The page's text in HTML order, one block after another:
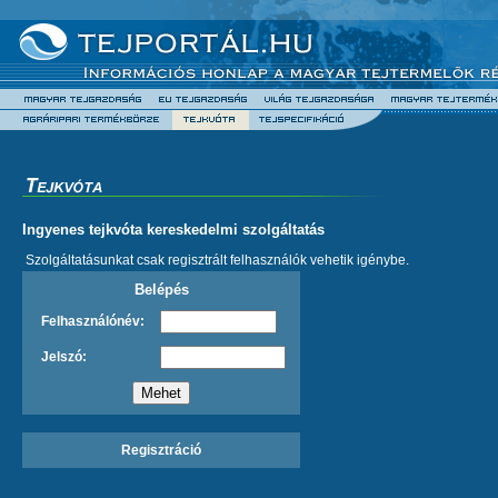
Ingyenes tejkvóta kereskedelmi szolgáltatás
Szolgáltatásunkat csak regisztrált felhasználók vehetik igénybe.
Belépés
Felhasználónév:
Jelszó:
Regisztráció